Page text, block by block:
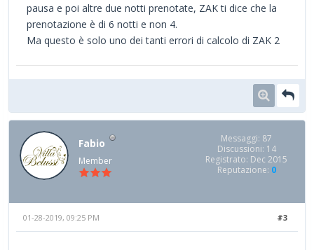
pausa e poi altre due notti prenotate, ZAK ti dice che la
prenotazione è di 6 notti e non 4.
Ma questo è solo uno dei tanti errori di calcolo di ZAK 2
Fabio
Member
Messaggi: 87
Discussioni: 14
Registrato: Dec 2015
Reputazione: 0
#3
01-28-2019, 09:25 PM